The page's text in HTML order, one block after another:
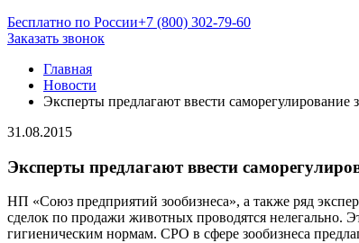
Бесплатно по России+7 (800) 302-79-60
Заказать звонок
Главная
Новости
Эксперты предлагают ввести саморегулирование
31.08.2015
Эксперты предлагают ввести
НП «Союз предприятий зообизнеса», а также ряд
сделок по продажи животных проводятся нелегально.
гигиеническим нормам. СРО в сфере зообизнеса